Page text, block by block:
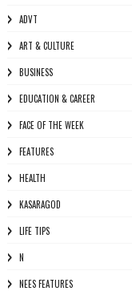
ADVT
ART & CULTURE
BUSINESS
EDUCATION & CAREER
FACE OF THE WEEK
FEATURES
HEALTH
KASARAGOD
LIFE TIPS
N
NEES FEATURES